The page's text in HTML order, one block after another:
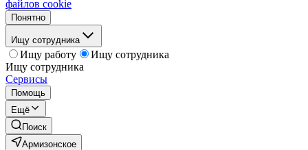
файлов cookie
Понятно
Ищу сотрудника
Ищу работу
Ищу сотрудника
Ищу сотрудника
Сервисы
Помощь
Ещё
Поиск
Армизонское